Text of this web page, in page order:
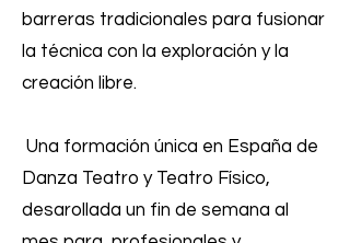
barreras tradicionales para fusionar
la técnica con la exploración y la
creación libre.
Una formación única en España de
Danza Teatro y Teatro Físico,
desarollada un fin de semana al